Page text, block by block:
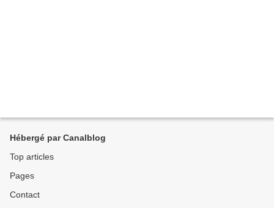
Hébergé par Canalblog
Top articles
Pages
Contact